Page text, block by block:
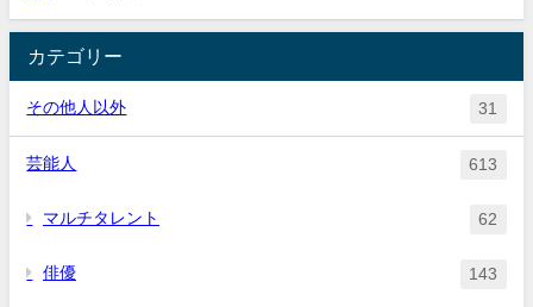
カテゴリー
その他人以外 31
芸能人 613
マルチタレント 62
俳優 143